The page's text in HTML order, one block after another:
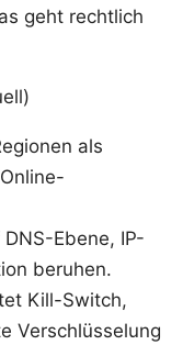
geht rechtlich
als
Ebene, IP-
beruhen.
Kill-Switch,
Verschlüsselung